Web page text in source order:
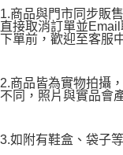
1.商品與門市同步販
直接取消訂單並
下單前，歡迎至客服
2.商品皆為實物拍攝
不同，照片與實品會
3.如附有鞋盒、袋子